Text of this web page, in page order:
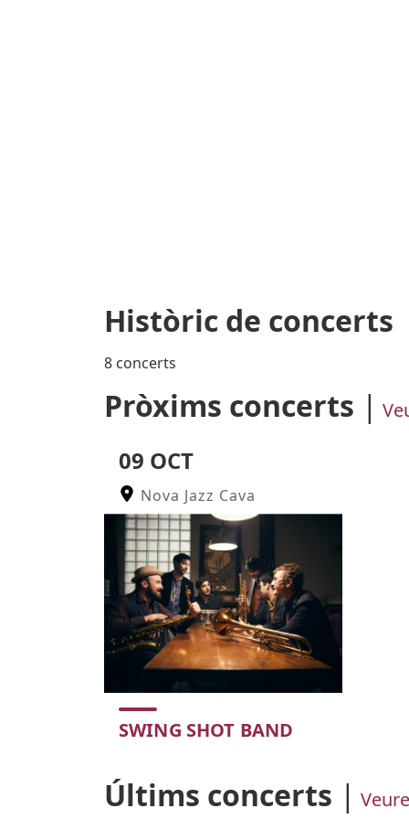
Històric de concerts
8 concerts
Pròxims concerts
09 OCT
Nova Jazz Cava
SWING SHOT BAND
Últims concerts